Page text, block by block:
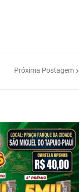
Próxima Postagem